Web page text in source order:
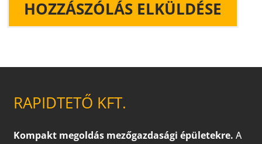
RAPIDTETŐ KFT.
Kompakt megoldás mezőgazdasági épületekre. A